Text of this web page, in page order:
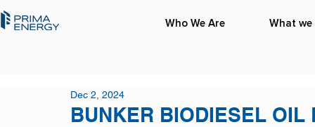
Who We Are What we
BUNKER BIODIESEL OIL
Dec 2, 2024